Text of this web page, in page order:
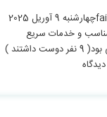
چهارشنبه 9 آوریل 2025
و خدمات سریع
بود(
9نفر دوست داشتند )